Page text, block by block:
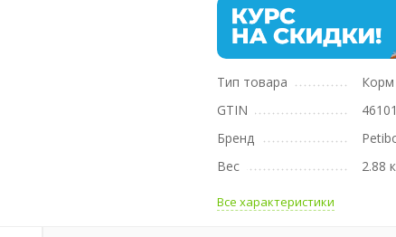
Тип товара
Корм
GTIN
Бренд
Вес
2.88
Все характеристики